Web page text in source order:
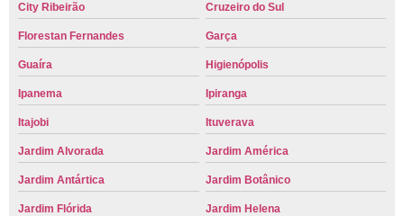
City Ribeirão Cruzeiro do Sul
Florestan Fernandes Garça
Guaíra Higienópolis
Ipanema Ipiranga
Itajobi Ituverava
Jardim Alvorada Jardim América
Jardim Antártica Jardim Botânico
Jardim Flórida Jardim Helena